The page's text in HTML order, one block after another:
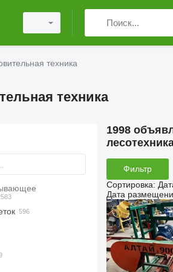
техника
техника
1998
Фильтр
Сортировка:
Дата